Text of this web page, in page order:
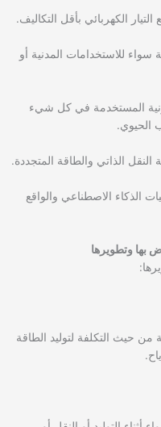
الكهربائي بأقل التكاليف.
سواء للاستخدامات المدنية أو
المستخدمة في كل شيء
الحيوي.
النقل الذاتي والطاقة المتجددة.
الذكاء الاصطناعي والواقع
بها وتطويرها
حيث التكلفة لتوليد الطاقة